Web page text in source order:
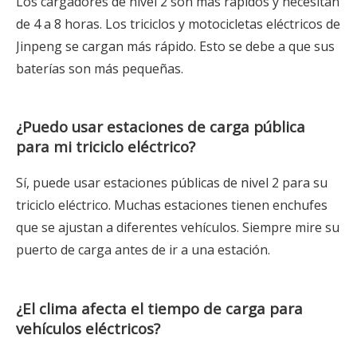
de 4 a 8 horas. Los triciclos y motocicletas eléctricos de
Jinpeng se cargan más rápido. Esto se debe a que sus
baterías son más pequeñas.
¿Puedo usar estaciones de carga pública
para mi triciclo eléctrico?
Sí, puede usar estaciones públicas de nivel 2 para su
triciclo eléctrico. Muchas estaciones tienen enchufes
que se ajustan a diferentes vehículos. Siempre mire su
puerto de carga antes de ir a una estación.
¿El clima afecta el tiempo de carga para
vehículos eléctricos?